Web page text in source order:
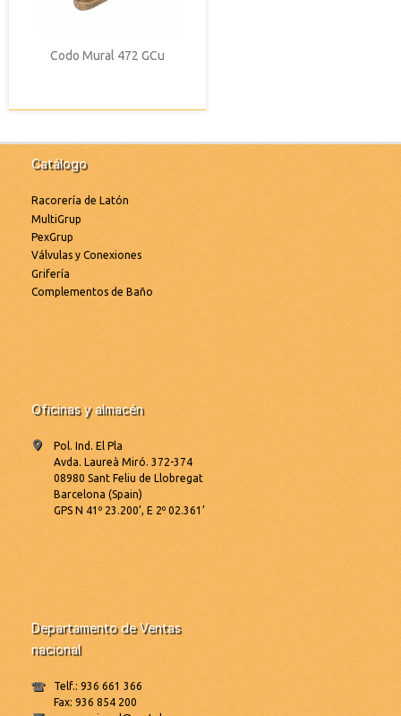
Codo Mural 472 GCu
Catálogo
Racorería de Latón
MultiGrup
PexGrup
Válvulas y Conexiones
Grifería
Complementos de Baño
Oficinas y almacén
Pol. Ind. El Pla
Avda. Laureà Miró. 372-374
08980 Sant Feliu de Llobregat
Barcelona (Spain)
GPS N 41º 23.200’, E 2º 02.361’
Departamento de Ventas
nacional
Telf.: 936 661 366
Fax: 936 854 200